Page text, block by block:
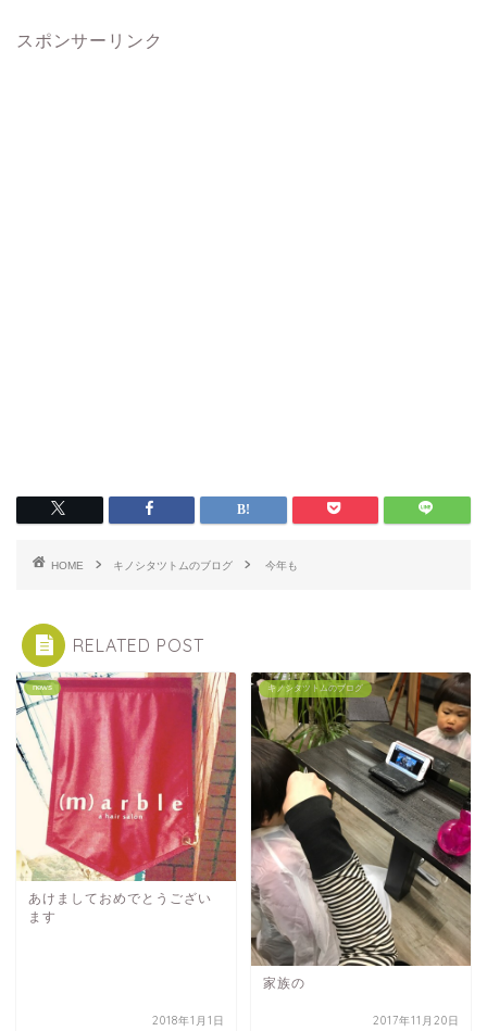
スポンサーリンク
HOME キノシタツトムのブログ 今年も
RELATED POST
news
あけましておめでとうござい
ます
2018年1月1日
キノシタツトムのブログ
家族の
2017年11月20日